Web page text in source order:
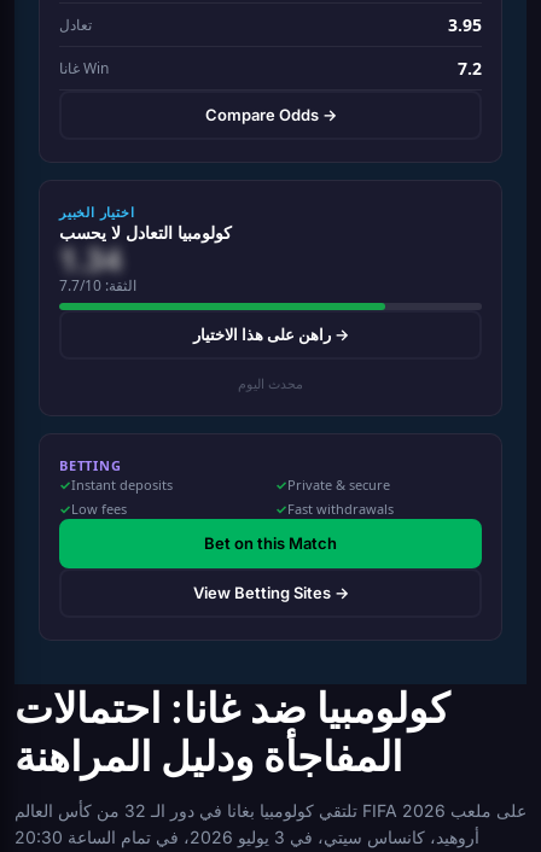
تعادل 3.95
غانا Win 7.2
Compare Odds →
اختيار الخبير
كولومبيا التعادل لا يحسب
1.34
الثقة: 7.7/10
راهن على هذا الاختيار →
محدث اليوم
BETTING
Instant deposits
Private & secure
Low fees
Fast withdrawals
Bet on this Match
View Betting Sites →
كولومبيا ضد غانا: احتمالات
المفاجأة ودليل المراهنة
تلتقي كولومبيا بغانا في دور الـ 32 من كأس العالم FIFA 2026 على ملعب
أروهيد، كانساس سيتي، في 3 يوليو 2026، في تمام الساعة 20:30